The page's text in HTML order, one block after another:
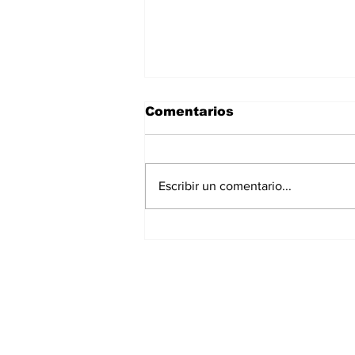
Comentarios
Escribir un comentario...